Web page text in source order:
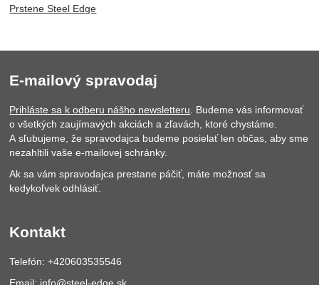
Prstene Steel Edge
E-mailový spravodaj
Prihláste sa k odberu nášho newsletteru. Budeme vás informovať
o všetkých zaujímavých akciách a zľavách, ktoré chystáme.
A sľubujeme, že spravodajca budeme posielať len občas, aby sme
nezahltili vaše e-mailovej schránky.
Ak sa vám spravodajca prestane páčiť, máte možnosť sa
kedykoľvek odhlásiť.
Kontakt
Telefón: +420603535546